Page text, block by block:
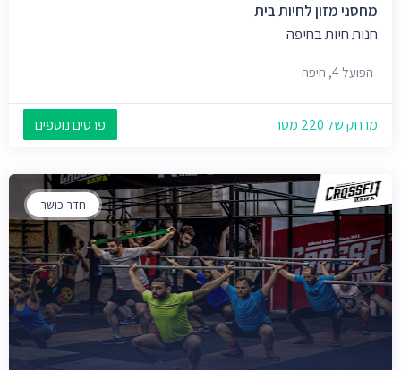
מחסני מזון לחיות בית
חנות חיות בחיפה
הפועל 4, חיפה
מרחק של 220 מטר פרטים נוספים
חדר כושר